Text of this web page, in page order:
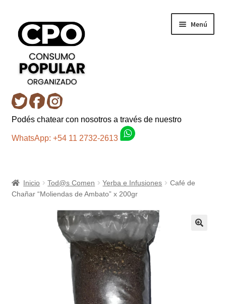
navegación
contenido
Menú
Inicio
Carro
Fondo AC
Preguntas Frecuentes
Receso de verano
Podés chatear con nosotros a través de nuestro
WhatsApp: +54 11 2732-2613
Inicio Tod@s Comen Yerba e Infusiones
Café de
Chañar “Moliendas de Ambato” x 200gr